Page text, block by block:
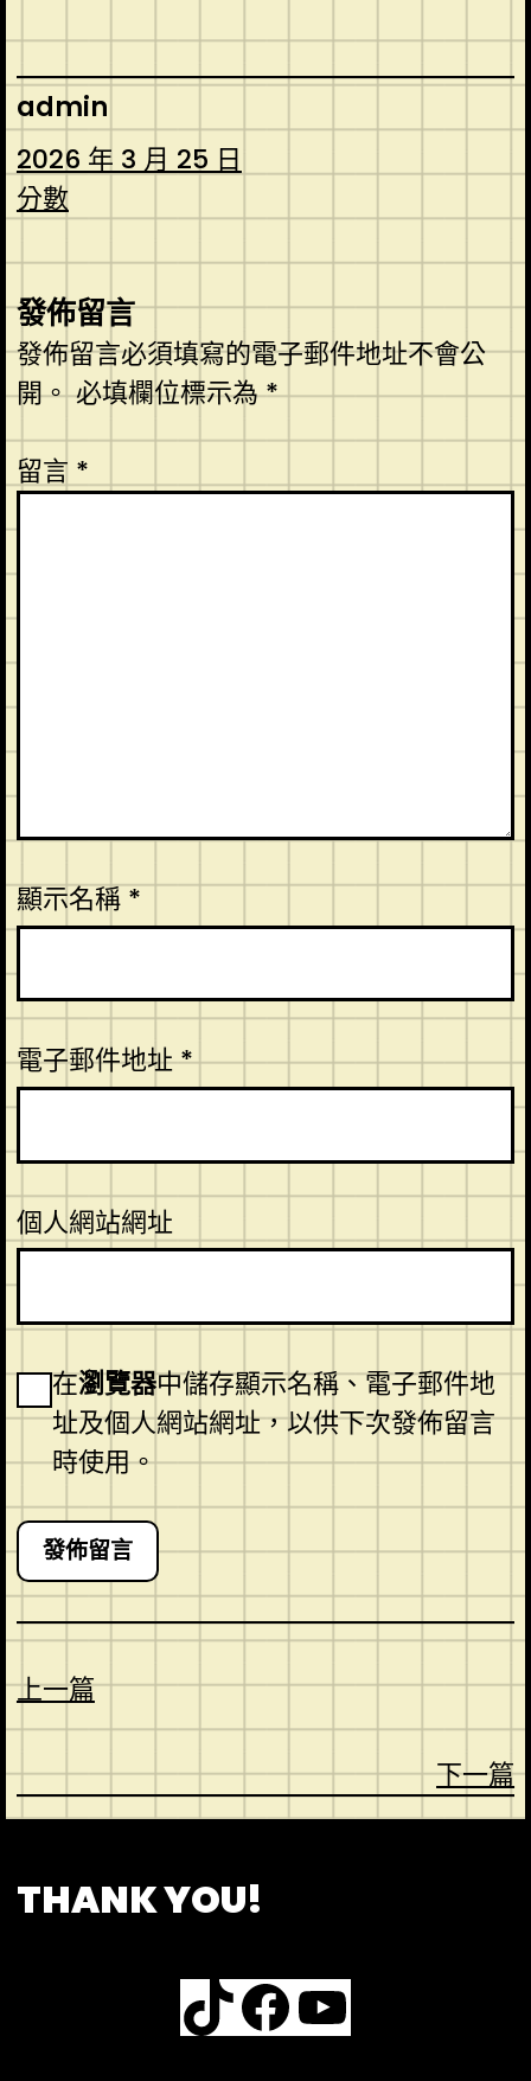
admin
2026 年 3 月 25 日
分數
發佈留言
發佈留言必須填寫的電子郵件地址不會公
開。必填欄位標示為*
留言 *
顯示名稱*
電子郵件地址*
個人網站網址
在瀏覽器中儲存顯示名稱、電子郵件地
址及個人網站網址，以供下次發佈留言
時使用。
上一篇
下一篇
THANK YOU!
TikTok Facebook YouTube